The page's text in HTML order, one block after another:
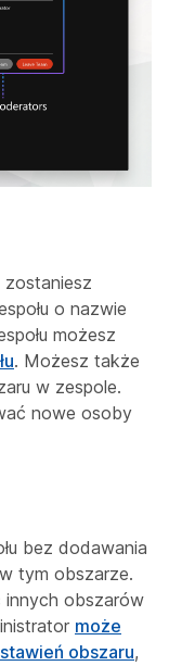
zostaniesz
o nazwie
możesz
. Możesz także
w zespole.
nowe osoby
bez dodawania
tym obszarze.
innych obszarów
może
obszaru,